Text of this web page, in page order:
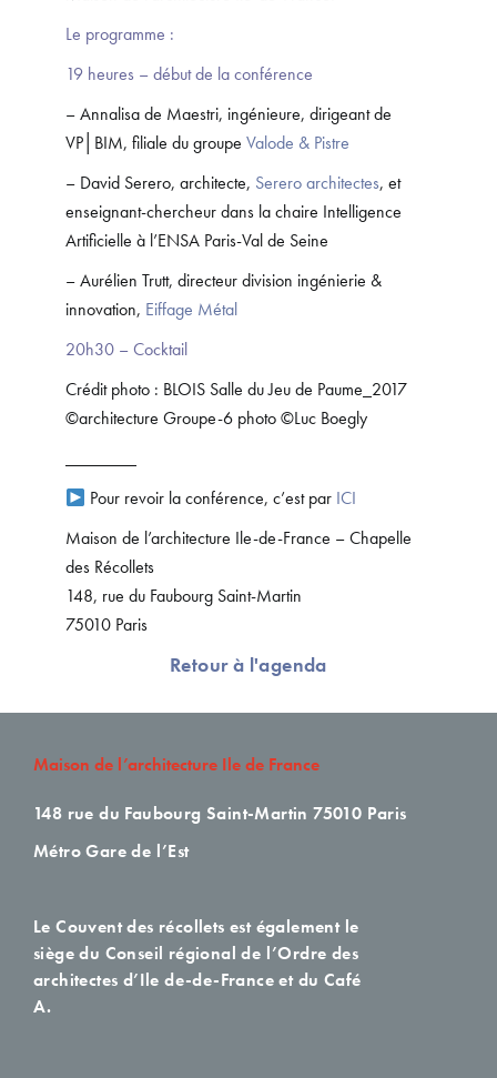
Le programme :
19 heures – début de la conférence
– Annalisa de Maestri, ingénieure, dirigeant de
VP│BIM, filiale du groupeValode & Pistre
– David Serero, architecte, Serero architectes, et
enseignant-chercheur dans la chaire Intelligence
Artificielle à l’ENSA Paris-Val de Seine
– Aurélien Trutt, directeur division ingénierie &
innovation, Eiffage Métal
20h30 – Cocktail
Crédit photo : BLOIS Salle du Jeu de Paume_2017
©architecture Groupe-6 photo ©Luc Boegly
Pour revoir la conférence, c’est par ICI
Maison de l’architecture Ile-de-France – Chapelle
des Récollets
148, rue du Faubourg Saint-Martin
75010 Paris
Retour à l'agenda
Maison de l’architecture Ile de France
148 rue du Faubourg Saint-Martin 75010 Paris
Métro Gare de l’Est
Le Couvent des récollets est également le
siège du Conseil régional de l’Ordre des
architectes d’Ile de-de-France et du Café
A.